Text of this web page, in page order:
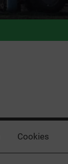
Cookies